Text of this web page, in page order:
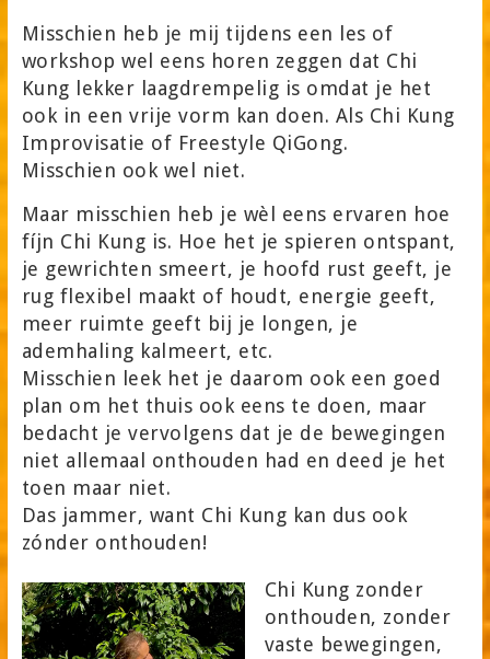
Misschien heb je mij tijdens een les of
workshop wel eens horen zeggen dat Chi
Kung lekker laagdrempelig is omdat je het
ook in een vrije vorm kan doen. Als Chi Kung
Improvisatie of Freestyle QiGong.
Misschien ook wel niet.
Maar misschien heb je wèl eens ervaren hoe
fíjn Chi Kung is. Hoe het je spieren ontspant,
je gewrichten smeert, je hoofd rust geeft, je
rug flexibel maakt of houdt, energie geeft,
meer ruimte geeft bij je longen, je
ademhaling kalmeert, etc.
Misschien leek het je daarom ook een goed
plan om het thuis ook eens te doen, maar
bedacht je vervolgens dat je de bewegingen
niet allemaal onthouden had en deed je het
toen maar niet.
Das jammer, want Chi Kung kan dus ook
zónder onthouden!
Chi Kung zonder
onthouden, zonder
vaste bewegingen,